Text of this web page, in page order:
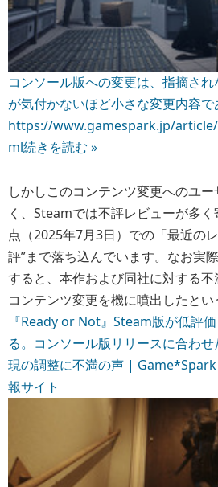
コンソール版への変更は、指摘さ
が気付かないほど小さな変更内容で
https://www.gamespark.jp/
ml続きを読む »
しかしこのコンテンツ変更へのユ
く、Steamでは不評レビューが多
点（2025年7月3日）での「最近の
評”まで落ち込んでいます。なお実
すると、本作および同社に対する
コンテンツ変更を機に噴出したとい
『Ready or Not』Steam版が低評
る。コンソール版リリースに合わ
現の調整に不満の声 |
報サイト